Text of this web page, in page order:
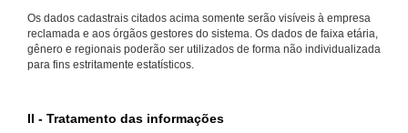
Os dados cadastrais citados acima somente serão visíveis à empresa
reclamada e aos órgãos gestores do sistema. Os dados de faixa etária,
gênero e regionais poderão ser utilizados de forma não individualizada
para fins estritamente estatísticos.
II - Tratamento das informações